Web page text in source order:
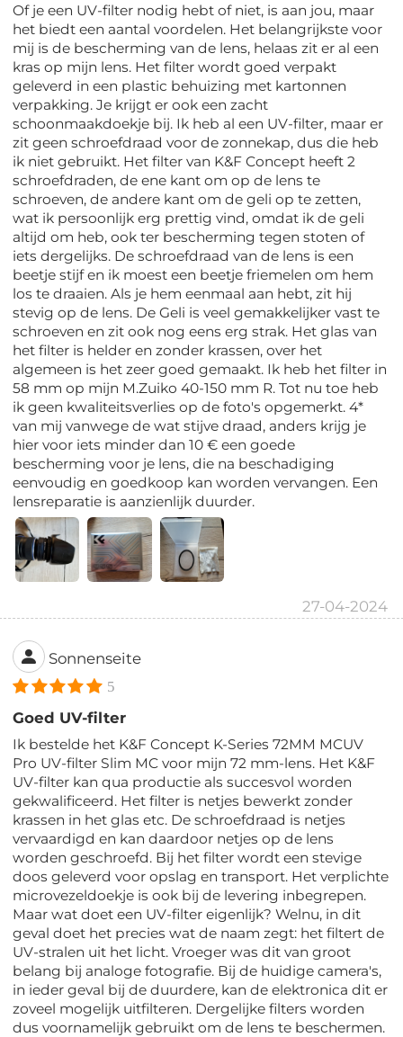
Of je een UV-filter nodig hebt of niet, is aan jou, maar
het biedt een aantal voordelen. Het belangrijkste voor
mij is de bescherming van de lens, helaas zit er al een
kras op mijn lens. Het filter wordt goed verpakt
geleverd in een plastic behuizing met kartonnen
verpakking. Je krijgt er ook een zacht
schoonmaakdoekje bij. Ik heb al een UV-filter, maar er
zit geen schroefdraad voor de zonnekap, dus die heb
ik niet gebruikt. Het filter van K&F Concept heeft 2
schroefdraden, de ene kant om op de lens te
schroeven, de andere kant om de geli op te zetten,
wat ik persoonlijk erg prettig vind, omdat ik de geli
altijd om heb, ook ter bescherming tegen stoten of
iets dergelijks. De schroefdraad van de lens is een
beetje stijf en ik moest een beetje friemelen om hem
los te draaien. Als je hem eenmaal aan hebt, zit hij
stevig op de lens. De Geli is veel gemakkelijker vast te
schroeven en zit ook nog eens erg strak. Het glas van
het filter is helder en zonder krassen, over het
algemeen is het zeer goed gemaakt. Ik heb het filter in
58 mm op mijn M.Zuiko 40-150 mm R. Tot nu toe heb
ik geen kwaliteitsverlies op de foto's opgemerkt. 4*
van mij vanwege de wat stijve draad, anders krijg je
hier voor iets minder dan 10 € een goede
bescherming voor je lens, die na beschadiging
eenvoudig en goedkoop kan worden vervangen. Een
lensreparatie is aanzienlijk duurder.
27-04-2024
Sonnenseite
5
Goed UV-filter
Ik bestelde het K&F Concept K-Series 72MM MCUV
Pro UV-filter Slim MC voor mijn 72 mm-lens. Het K&F
UV-filter kan qua productie als succesvol worden
gekwalificeerd. Het filter is netjes bewerkt zonder
krassen in het glas etc. De schroefdraad is netjes
vervaardigd en kan daardoor netjes op de lens
worden geschroefd. Bij het filter wordt een stevige
doos geleverd voor opslag en transport. Het verplichte
microvezeldoekje is ook bij de levering inbegrepen.
Maar wat doet een UV-filter eigenlijk? Welnu, in dit
geval doet het precies wat de naam zegt: het filtert de
UV-stralen uit het licht. Vroeger was dit van groot
belang bij analoge fotografie. Bij de huidige camera's,
in ieder geval bij de duurdere, kan de elektronica dit er
zoveel mogelijk uitfilteren. Dergelijke filters worden
dus voornamelijk gebruikt om de lens te beschermen.